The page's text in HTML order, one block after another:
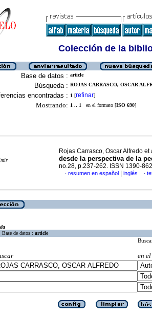
Colección de la
Base de datos : article
Búsqueda : ROJAS CARRASCO, OSCAR
encontradas : 1 [refinar]
Mostrando: 1 .. 1 en el formato [ISO 690]
Rojas Carrasco, Oscar Alfredo et
desde la perspectiva de la
no.28, p.237-262. ISSN 1390-
· resumen en español inglés ·
Base de datos : article
en